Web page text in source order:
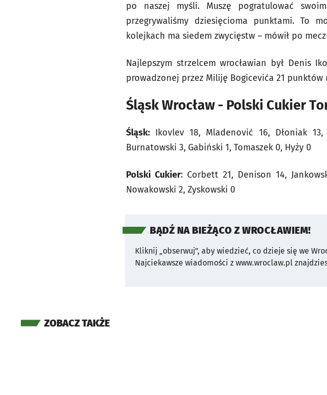
po naszej myśli. Muszę pogratulować
przegrywaliśmy dziesięcioma punktami. To
kolejkach ma siedem zwycięstw – mówił po
Najlepszym strzelcem wrocławian był Denis
prowadzonej przez Miliję Bogicevića 21 punktów
Śląsk Wrocław - Polski Cukier
Śląsk: Ikovlev 18, Mladenović 16, Dłoniak
Burnatowski 3, Gabiński 1, Tomaszek 0, Hyży 0
Polski Cukier: Corbett 21, Denison 14,
Nowakowski 2, Zyskowski 0
BĄDŹ NA BIEŻĄCO Z WROCŁAWIEM!
Kliknij „obserwuj”, aby wiedzieć, co dzieje się we
Najciekawsze wiadomości z www.wroclaw.pl
ZOBACZ TAKŻE